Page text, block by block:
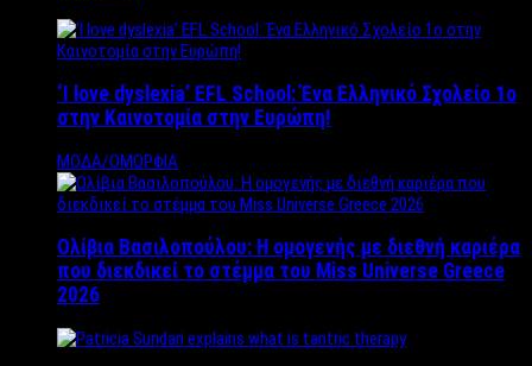
‘Ι love dyslexia’ EFL School: Ένα Ελληνικό Σχολείo 1ο
στην Καινοτομία στην Ευρώπη!
ΜΟΔΑ/ΟΜΟΡΦΙΑ
Ολίβια Βασιλοπούλου: Η ομογενής με διεθνή καριέρα
που διεκδικεί το στέμμα του Miss Universe Greece
2026